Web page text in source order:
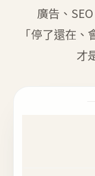
廣告、
「停了還在
才